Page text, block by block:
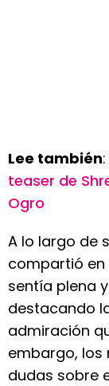
Lee también:
teaser de
Ogro
A lo largo de
compartió
sentía plena
destacando
admiración
embargo, los
dudas sobre